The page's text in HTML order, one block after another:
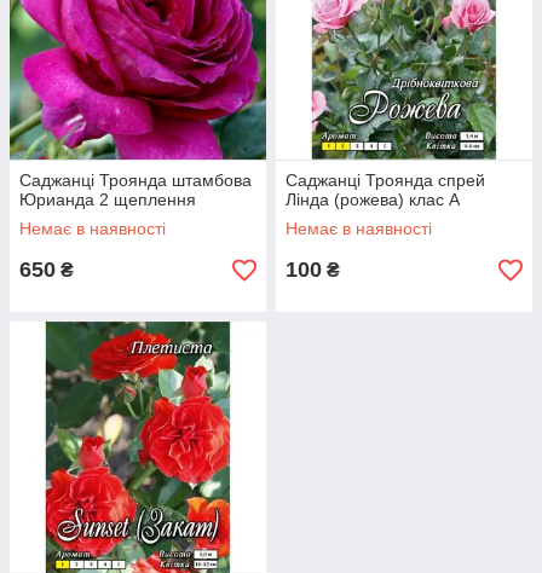
Саджанці Троянда штамбова
Юрианда 2 щеплення
Немає в наявності
650 ₴
Саджанці Троянда спрей
Лінда (рожева) клас А
Немає в наявності
100 ₴